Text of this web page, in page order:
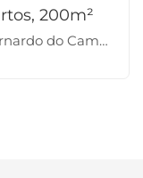
200m²
do Campo-SP